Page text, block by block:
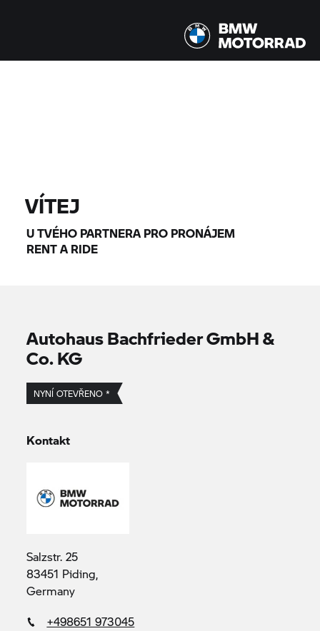
VÍTEJ
U TVÉHO PARTNERA PRO PRONÁJEM
RENT A RIDE
Autohaus Bachfrieder GmbH &
Co. KG
NYNÍ OTEVŘENO *
Kontakt
Salzstr. 25
83451 Piding,
Germany
+498651 973045